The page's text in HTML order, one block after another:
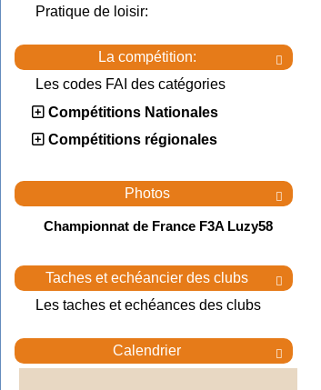
Pratique de loisir:

La compétition:
Les codes FAI des catégories
Compétitions Nationales
Compétitions régionales

Photos
Championnat de France F3A Luzy58

Taches et echéancier des clubs
Les taches et echéances des clubs

Calendrier